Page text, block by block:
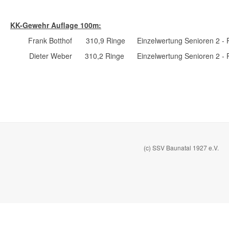
KK-Gewehr Auflage 100m:
Frank Botthof
310,9 Ringe
Einzelwertung Senioren 2 -
Dieter Weber
310,2 Ringe Einzelwertung Senioren 2 -
(c) SSV Baunatal 1927 e.V.